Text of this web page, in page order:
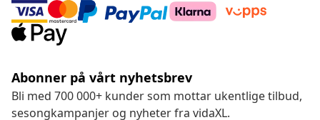
Abonner på vårt nyhetsbrev
Bli med 700 000+ kunder som mottar ukentlige tilbud,
sesongkampanjer og nyheter fra vidaXL.